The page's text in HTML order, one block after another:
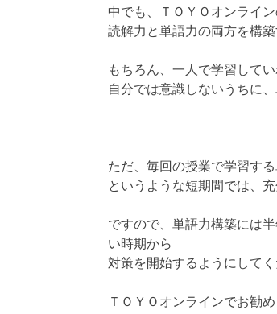
中でも、ＴＯＹＯオンライ
読解力と単語力の両方を構
もちろん、一人で学習して
自分では意識しないうちに
ただ、毎回の授業で学習す
というような短期間では、
ですので、単語力構築には
い時期から
対策を開始するようにしてく
ＴＯＹＯオンラインでお勧